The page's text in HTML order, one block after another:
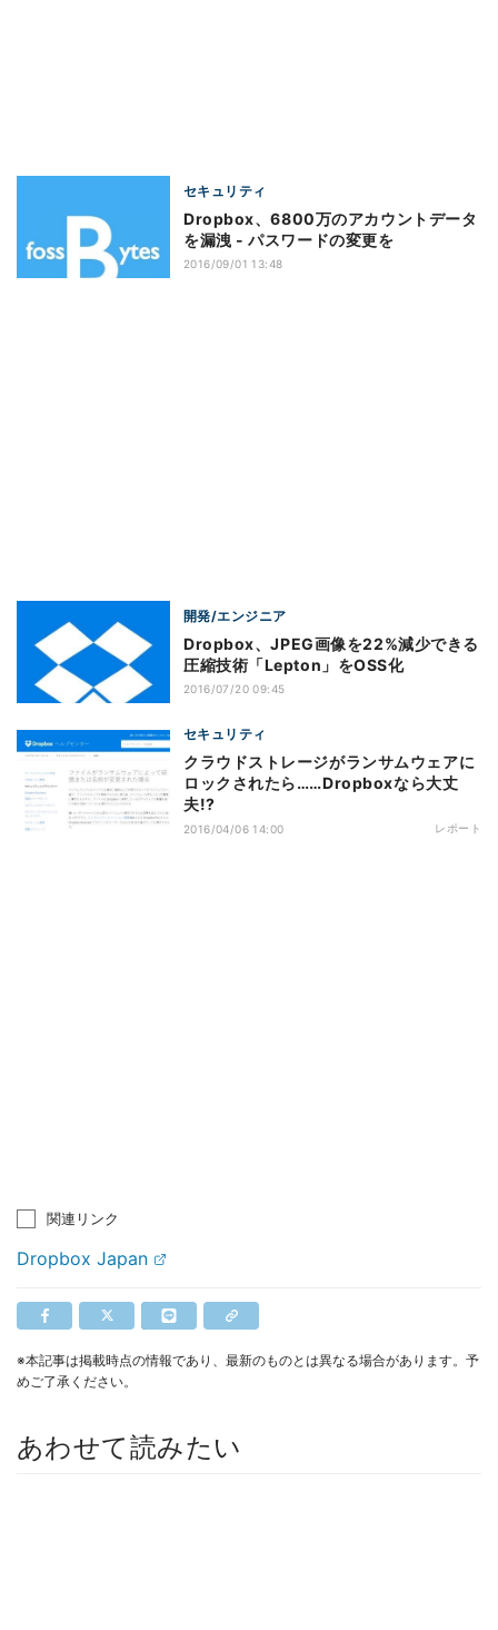
セキュリティ
Dropbox、6800万のアカウントデータ
を漏洩 - パスワードの変更を
2016/09/01 13:48
開発/エンジニア
Dropbox、JPEG画像を22%減少できる
圧縮技術「Lepton」をOSS化
2016/07/20 09:45
セキュリティ
クラウドストレージがランサムウェアに
ロックされたら……Dropboxなら大丈
夫!?
2016/04/06 14:00 レポート
関連リンク
Dropbox Japan
※本記事は掲載時点の情報であり、最新のものとは異なる場合があります。予
めご了承ください。
あわせて読みたい